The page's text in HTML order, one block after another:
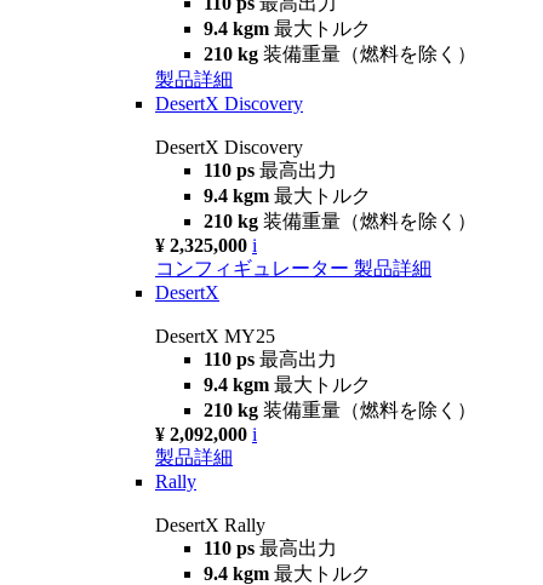
9.4 kgm 最大トルク
210 kg 装備重量（燃料を除く）
製品詳細
DesertX Discovery
DesertX Discovery
110 ps 最高出力
9.4 kgm 最大トルク
210 kg 装備重量（燃料を除く）
¥ 2,325,000 i
コンフィギュレーター 製品詳細
DesertX
DesertX MY25
110 ps 最高出力
9.4 kgm 最大トルク
210 kg 装備重量（燃料を除く）
¥ 2,092,000 i
製品詳細
Rally
DesertX Rally
110 ps 最高出力
9.4 kgm 最大トルク